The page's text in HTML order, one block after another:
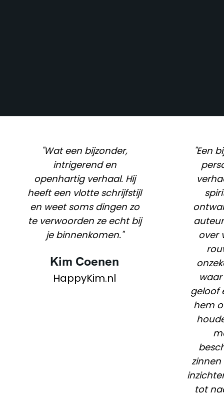
"Wat een bijzonder,
intrigerend en
openhartig verhaal. Hij
heeft een vlotte schrijfstijl
en weet soms dingen zo
te verwoorden ze echt bij
je binnenkomen."
Kim Coenen
HappyKim.nl
"Een
over
geloof
hem
zinnen
tot